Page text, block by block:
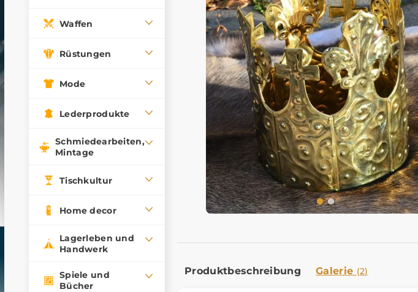
Waffen
Rüstungen
Mode
Lederprodukte
Schmiedearbeiten,
Mintage
Tischkultur
Home decor
Lagerleben und
Handwerk
Spiele und
Bücher
Produktbeschreibung Galerie (2)